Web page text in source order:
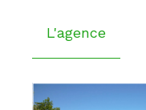
L'agence